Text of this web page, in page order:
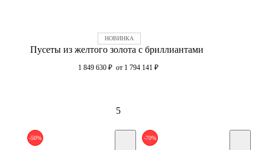
Пусеты из желтого золота с бриллиантами
1 849 630 ₽ от 1 794 141 ₽
5
-50% -70%